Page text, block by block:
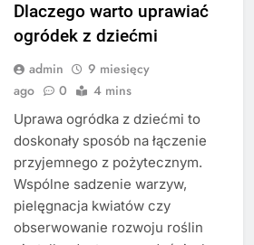
Dlaczego warto uprawiać
ogródek z dziećmi
admin
9 miesięcy
ago
0 4 mins
Uprawa ogródka z dziećmi to
doskonały sposób na łączenie
przyjemnego z pożytecznym.
Wspólne sadzenie warzyw,
pielęgnacja kwiatów czy
obserwowanie rozwoju roślin